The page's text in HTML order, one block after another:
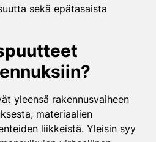
sekä epätasaista
yleensä rakennusvaiheen
materiaalien
liikkeistä. Yleisin syy